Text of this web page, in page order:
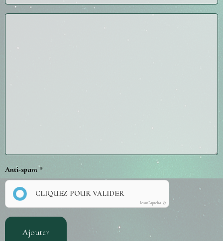
Anti-spam
CLIQUEZ POUR VALIDER
IconCaptcha ©
Ajouter